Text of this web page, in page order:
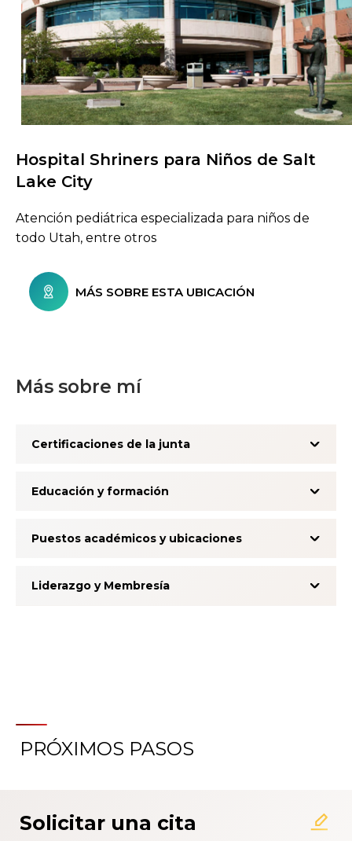
Buscar centros de atención
Hospital Shriners para Niños de Salt
Lake City
Atención pediátrica especializada para niños de
todo Utah, entre otros
MÁS SOBRE ESTA UBICACIÓN
Más sobre mí
Certificaciones de la junta
Educación y formación
Puestos académicos y ubicaciones
Liderazgo y Membresía
Acerca del Sistema de
del Paciente
PRÓXIMOS PASOS
Solicitar una cita